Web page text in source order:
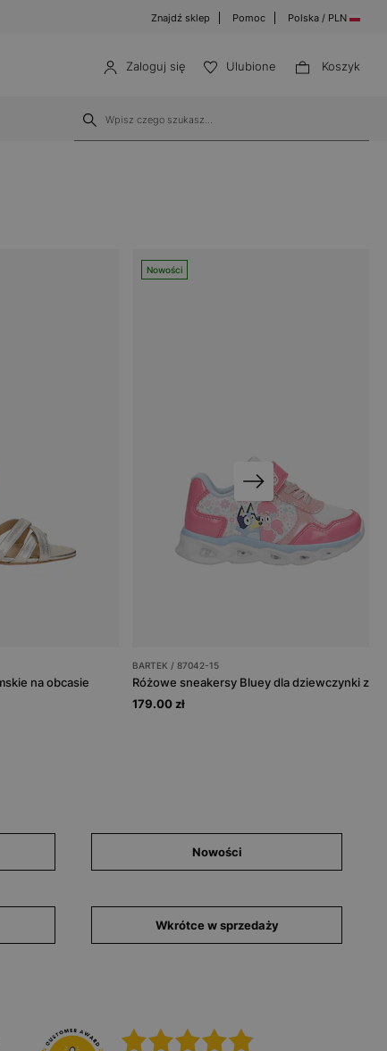
Znajdź sklep Pomoc Polska / PLN
Zaloguj się Ulubione Koszyk
na obcasie
Nowości
BARTEK / 87042-15
179.00 zł
Nowości
Wkrótce w sprzedaży